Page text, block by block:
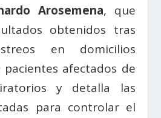
Arosemena, que
obtenidos tras
en domicilios
afectados de
y detalla las
para controlar el